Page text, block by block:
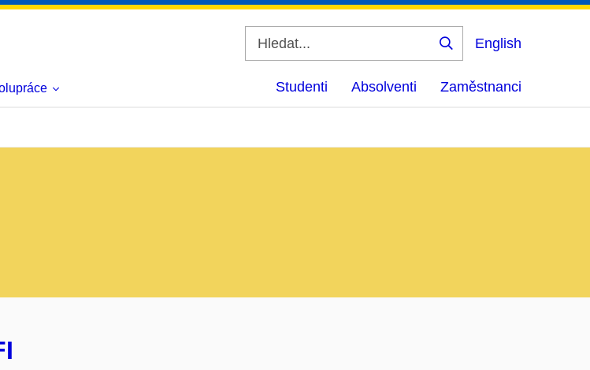
Vyhledat
English
Studenti Absolventi Zaměstnanci